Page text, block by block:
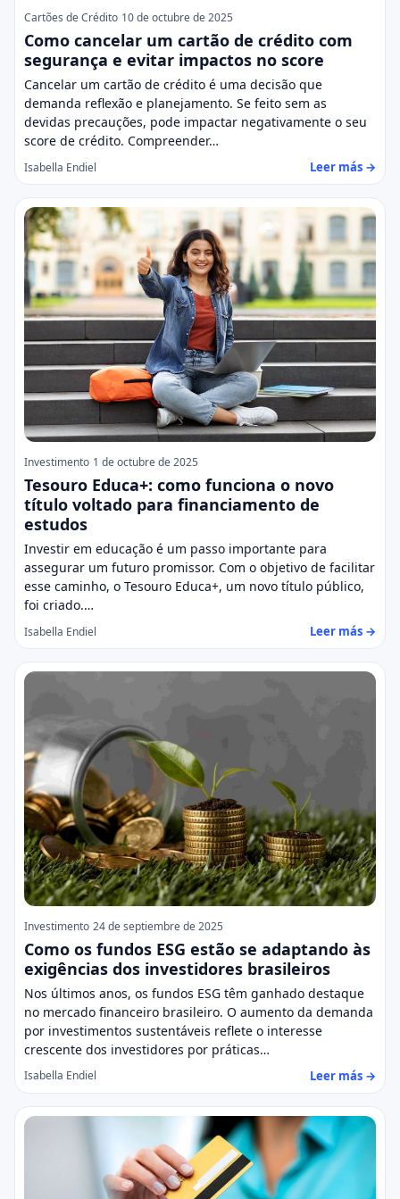
Cartões de Crédito 10 de octubre de 2025
Como cancelar um cartão de crédito com
segurança e evitar impactos no score
Cancelar um cartão de crédito é uma decisão que
demanda reflexão e planejamento. Se feito sem as
devidas precauções, pode impactar negativamente o seu
score de crédito. Compreender…
Isabella Endiel Leer más →
Investimento 1 de octubre de 2025
Tesouro Educa+: como funciona o novo
título voltado para financiamento de
estudos
Investir em educação é um passo importante para
assegurar um futuro promissor. Com o objetivo de facilitar
esse caminho, o Tesouro Educa+, um novo título público,
foi criado.…
Isabella Endiel Leer más →
Investimento 24 de septiembre de 2025
Como os fundos ESG estão se adaptando às
exigências dos investidores brasileiros
Nos últimos anos, os fundos ESG têm ganhado destaque
no mercado financeiro brasileiro. O aumento da demanda
por investimentos sustentáveis reflete o interesse
crescente dos investidores por práticas…
Isabella Endiel Leer más →